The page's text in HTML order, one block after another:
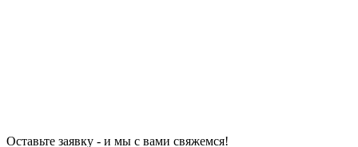
Оставьте заявку - и мы с вами свяжемся!